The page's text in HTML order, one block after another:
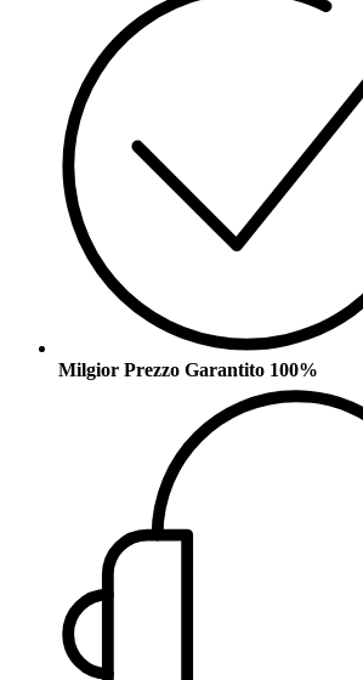
Milgior Prezzo Garantito 100%